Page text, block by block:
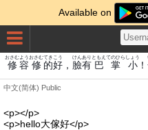
Available on
修
おさむ
容
よう
修
おさむ
的
てき
好
こう
， 臉
けん
有
あり
巴
ともえ
掌
てのひら
小
しょう
！
中文(简体) Public
<p></p>
<p>hello大傢好</p>